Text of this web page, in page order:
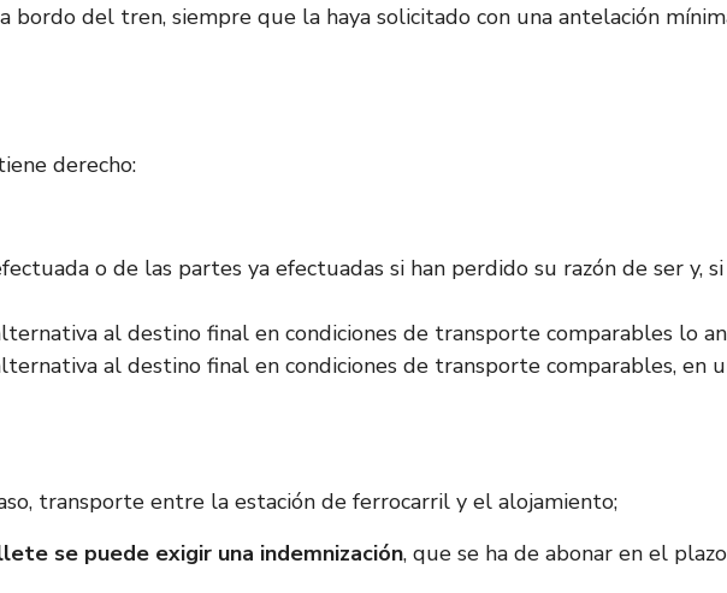
bordo del tren, siempre que la haya solicitado con una antelación
derecho:
o de las partes ya efectuadas si han perdido su razón de ser y,
al destino final en condiciones de transporte comparables lo
al destino final en condiciones de transporte comparables, en
transporte entre la estación de ferrocarril y el alojamiento;
se puede exigir una indemnización, que se ha de abonar en el